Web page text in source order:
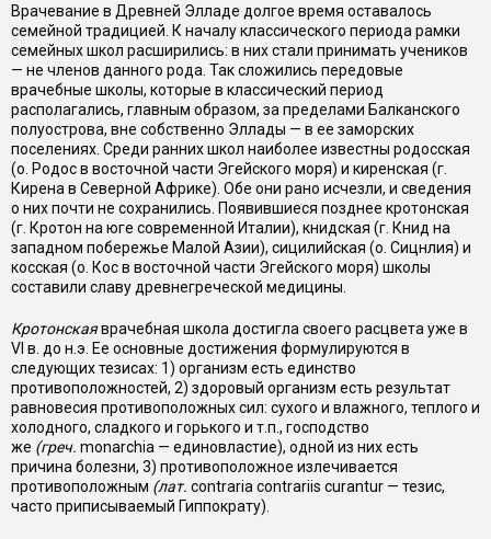
Врачевание в Древней Элладе долгое время оставалось
семейной тради­цией. К началу классического периода рамки
семейных школ расширились: в них стали принимать учеников
— не членов данного рода. Так сложились пе­редовые
врачебные школы, которые в классический период
располагались, главным образом, за пределами Балканского
полуострова, вне собственно Эл­лады — в ее заморских
поселениях. Среди ранних школ наиболее известны родосская
(о. Родос в восточной части Эгейского моря) и киренская (г.
Кирена в Северной Африке). Обе они рано исчезли, и сведения
о них почти не сохра­нились. Появившиеся позднее кротонская
(г. Кротон на юге современной Италии), книдская (г. Книд на
западном побережье Малой Азии), сицилий­ская (о. Сицнлия) и
косская (о. Кос в восточной части Эгейского моря) школы
составили славу древнегреческой медицины.
Кротонскаяврачебная школа достигла своего расцвета уже в
VI в. до н.э. Ее основные достижения формулируются в
следующих тезисах: 1) организм есть единство
противоположностей, 2) здоровый организм есть результат
рав­новесия противоположных сил: сухого и влажного, теплого и
холодного, сладко­го и горького и т.п., господство
же (греч. monarchia — единовластие), одной из них есть
причина болезни, 3) противоположное излечивается
противоположным (лат. contrariacontrariis curantur — тезис,
часто приписываемый Гиппократу).